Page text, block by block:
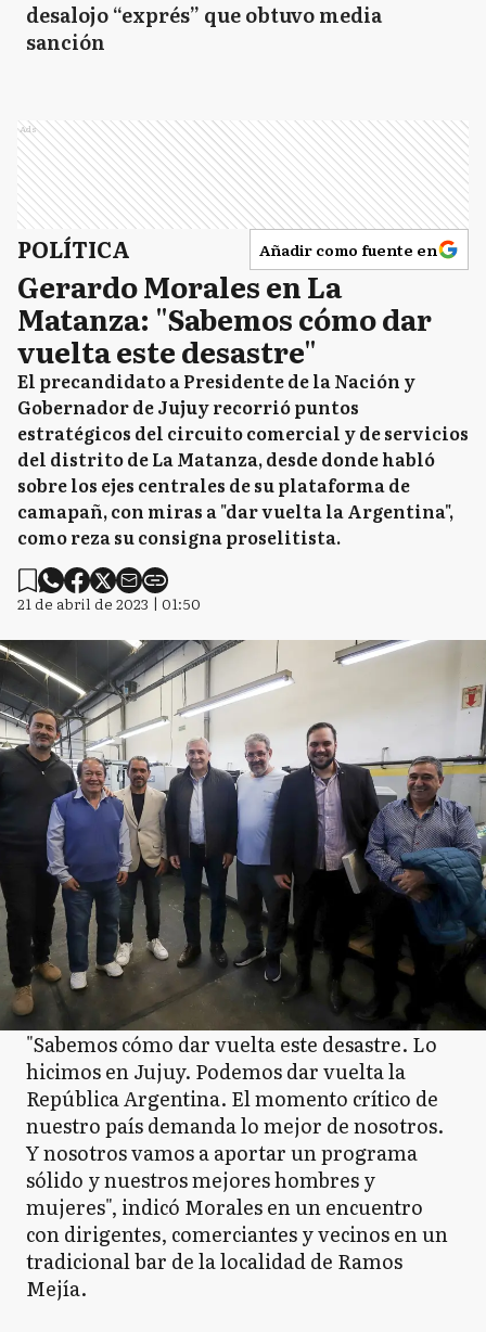
desalojo “exprés” que obtuvo media
sanción
Ads
POLÍTICA Añadir como fuente en
Gerardo Morales en La
Matanza: "Sabemos cómo dar
vuelta este desastre"
El precandidato a Presidente de la Nación y
Gobernador de Jujuy recorrió puntos
estratégicos del circuito comercial y de servicios
del distrito de La Matanza, desde donde habló
sobre los ejes centrales de su plataforma de
camapañ, con miras a "dar vuelta la Argentina",
como reza su consigna proselitista.
21 de abril de 2023 | 01:50
"Sabemos cómo dar vuelta este desastre. Lo
hicimos en Jujuy. Podemos dar vuelta la
República Argentina. El momento crítico de
nuestro país demanda lo mejor de nosotros.
Y nosotros vamos a aportar un programa
sólido y nuestros mejores hombres y
mujeres", indicó Morales en un encuentro
con dirigentes, comerciantes y vecinos en un
tradicional bar de la localidad de Ramos
Mejía.